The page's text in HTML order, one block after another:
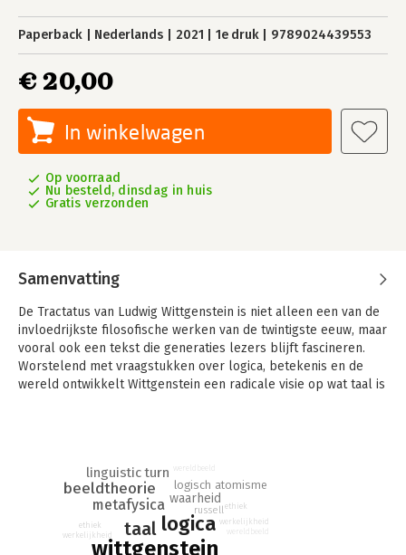
Paperback Nederlands 2021 1e druk 9789024439553
€ 20,00
In winkelwagen
Op voorraad
Nu besteld, dinsdag in huis
Gratis verzonden
Samenvatting
De Tractatus van Ludwig Wittgenstein is niet alleen een van de
invloedrijkste filosofische werken van de twintigste eeuw, maar
vooral ook een tekst die generaties lezers blijft fascineren.
Worstelend met vraagstukken over logica, betekenis en de
wereld ontwikkelt Wittgenstein een radicale visie op wat taal is
tekst, die hier zij aan zij met de Duitse tekst wordt
gepresenteerd. In helder Nederlands worden de ideeën van
Wittgenstein voor een nieuw publiek ontsloten. Een uitgebreid
nawoord helpt de lezer de weg te vinden in de soms
hermetische tekst van de Tractatus.
wittgenstein
taal logica
metafysica
beeldtheorie
waarheid
linguistic turn
logisch atomisme
russell
werkelijkheid
ethiek
wereldbeeld
werkelijkheid
ethiek
wereldbeeld